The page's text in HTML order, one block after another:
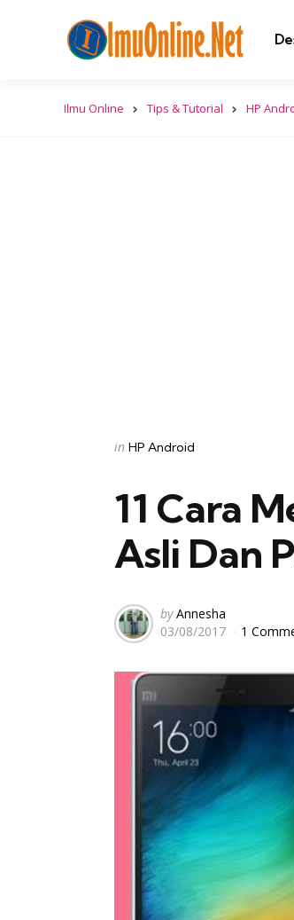
Ilmu Online Tips & Tutorial HP
Categories
Posted
in HP Android
11 Cara
Asli Dan
Posted
by
by Annesha
03/08/2017
1